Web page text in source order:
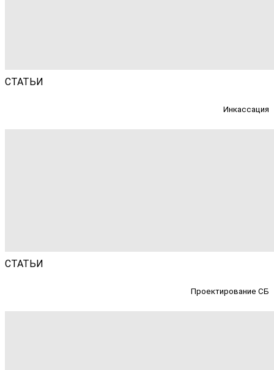
СТАТЬИ
Инкассация
СТАТЬИ
Проектирование СБ